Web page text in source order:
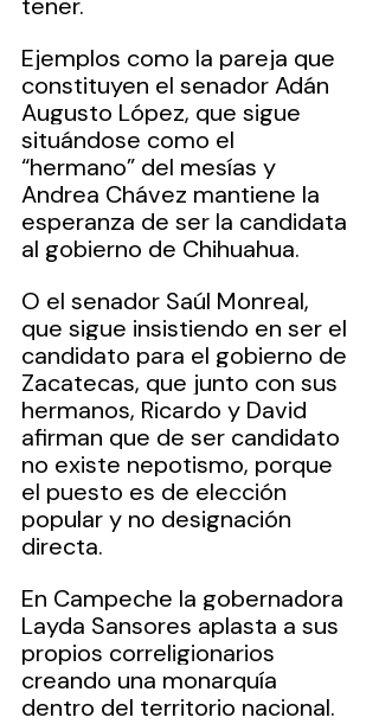
Ejemplos como la pareja que
constituyen el senador Adán
Augusto López, que sigue
situándose como el
“hermano” del mesías y
Andrea Chávez mantiene la
esperanza de ser la candidata
al gobierno de Chihuahua.
O el senador Saúl Monreal,
que sigue insistiendo en ser el
candidato para el gobierno de
Zacatecas, que junto con sus
hermanos, Ricardo y David
afirman que de ser candidato
no existe nepotismo, porque
el puesto es de elección
popular y no designación
directa.
En Campeche la gobernadora
Layda Sansores aplasta a sus
propios correligionarios
creando una monarquía
dentro del territorio nacional.